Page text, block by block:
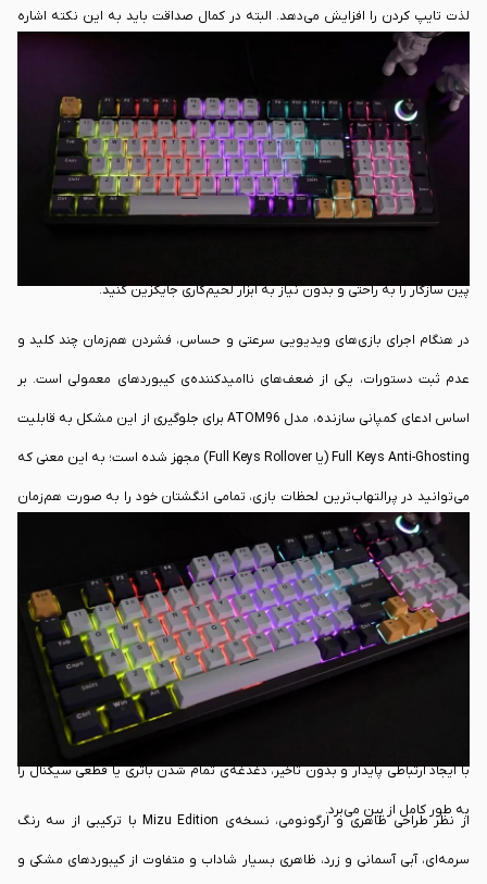
لذت تایپ کردن را افزایش می‌دهد. البته در کمال صداقت باید به این نکته اشاره
کنیم که صدای بلند سوئیچ‌های آبی یک ویژگی ذاتی است و ممکن است در
محیط‌های اداری ساکت، کتابخانه‌ها یا اتاق‌های مشترک، برای اطرافیان کمی ایجاد
مزاحمت کند. با این حال، یکی از مزیت‌های بسیار باارزش این کیبورد در رده‌ی
Hot-Swappable است. این ویژگی کاربردی به شما اجازه می‌دهد تا در آینده، در
پین سازگار را به راحتی و بدون نیاز به ابزار لحیم‌کاری جایگزین کنید.
در هنگام اجرای بازی‌های ویدیویی سرعتی و حساس، فشردن هم‌زمان چند کلید و
عدم ثبت دستورات، یکی از ضعف‌های ناامیدکننده‌ی کیبوردهای معمولی است. بر
اساس ادعای کمپانی سازنده، مدل ATOM96 برای جلوگیری از این مشکل به قابلیت
Full Keys Anti-Ghosting (یا Full Keys Rollover) مجهز شده است؛ به این معنی که
می‌توانید در پرالتهاب‌ترین لحظات بازی، تمامی انگشتان خود را به صورت هم‌زمان
روی کلیدها فشار دهید و مطمئن باشید تمامی دستورات بدون تداخل یا خطا ثبت
می‌شوند. یکی دیگر از امکانات فیزیکی جذاب و کاربردی که در گوشه‌ی سمت راست و
است. طبق گفته‌ی سازنده، این ولوم چرخشی به شما اجازه می‌دهد تا صدای
موسیقی یا میزان روشنایی نورپردازی RGB را در لحظه و به راحتی کنترل کنید.
اتصال دستگاه نیز از طریق یک کابل باسیم با رابط استاندارد USB انجام می‌شود که
با ایجاد ارتباطی پایدار و بدون تاخیر، دغدغه‌ی تمام شدن باتری یا قطعی سیگنال را
به طور کامل از بین می‌برد.
از نظر طراحی ظاهری و ارگونومی، نسخه‌ی Mizu Edition با ترکیبی از سه رنگ
سرمه‌ای، آبی آسمانی و زرد، ظاهری بسیار شاداب و متفاوت از کیبوردهای مشکی و